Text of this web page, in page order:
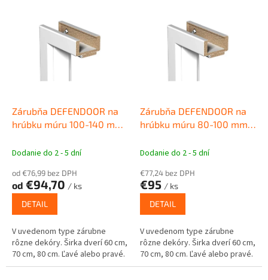
Zárubňa DEFENDOOR na
hrúbku múru 100-140 mm
interiérové dvere
Dodanie do 2 - 5 dní
od €76,99 bez DPH
od €94,70 / ks
DETAIL
V uvedenom type zárubne
rôzne dekóry. Širka dverí 60 cm,
70 cm, 80 cm. Ľavé alebo pravé.
Zárubňa DEFENDOOR na
hrúbku múru 80-100 mm
interiérové dvere
Dodanie do 2 - 5 dní
€77,24 bez DPH
€95 / ks
DETAIL
V uvedenom type zárubne
rôzne dekóry. Širka dverí 60 cm,
70 cm, 80 cm. Ľavé alebo pravé.